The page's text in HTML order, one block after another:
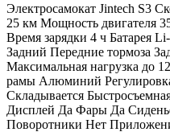
Электросамокат Jintech S3
25 км Мощность двигателя
Время зарядки 4 ч Батарея
Задний Передние тормоза
Максимальная нагрузка до
рамы Алюминий
Складывается
Дисплей Да Фары Да
Поворотники Нет